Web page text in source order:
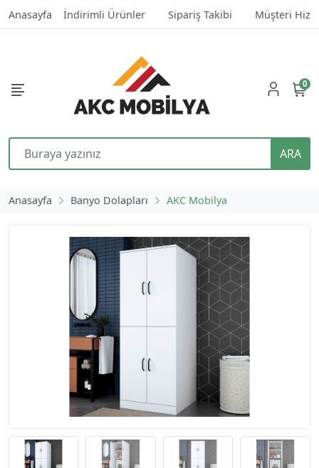
Anasayfa İndirimli Ürünler Sipariş Takibi Müşteri
ARA
0
Anasayfa Banyo Dolapları AKC Mobilya